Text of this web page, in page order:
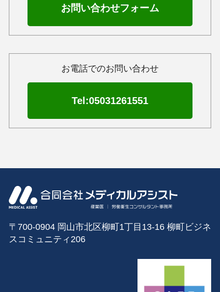
お問い合わせフォーム
お電話でのお問い合わせ
Tel:05031261551
〒700-0904 岡山市北区柳町1丁目13‐16 柳町ビジネ
スコミュニティ206